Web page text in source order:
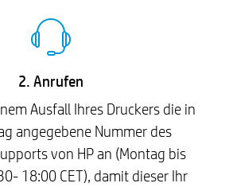
2. Anrufen
Ausfall Ihres Druckers die in
angegebene Nummer des
von HP an (Montag bis
18:00 CET), damit dieser Ihr